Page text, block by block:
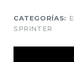
CATEGORÍAS:
SPRINTER